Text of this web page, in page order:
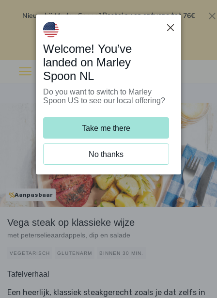
Nieuw bij Marley Spoon?Bestel nu en ontvang tot 76€
Aanpasbaar
Vega steak op klassieke wijze
met peterselieaardappels, dip en salade
VEGETARISCH GLUTENARM BINNEN 30 MIN.
Tafelverhaal
Een heerlijk, klassiek steakgerecht zoals je dat zelfs in
Welcome! You’ve
landed on Marley
Spoon NL
Do you want to switch to Marley
Spoon US to see our local offering?
Take me there
No thanks